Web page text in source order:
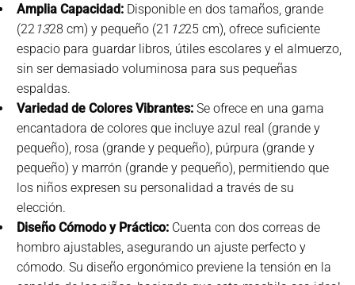
Amplia Capacidad: Disponible en dos tamaños, grande
(221328 cm) y pequeño (21 1225 cm), ofrece suficiente
espacio para guardar libros, útiles escolares y el almuerzo,
sin ser demasiado voluminosa para sus pequeñas
espaldas.
Variedad de Colores Vibrantes: Se ofrece en una gama
encantadora de colores que incluye azul real (grande y
pequeño), rosa (grande y pequeño), púrpura (grande y
pequeño) y marrón (grande y pequeño), permitiendo que
los niños expresen su personalidad a través de su
elección.
Diseño Cómodo y Práctico: Cuenta con dos correas de
hombro ajustables, asegurando un ajuste perfecto y
cómodo. Su diseño ergonómico previene la tensión en la